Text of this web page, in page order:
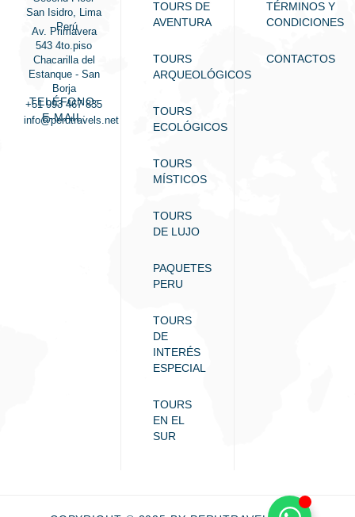
San Isidro, Lima
- Perú
Av. Primavera
543 4to.piso
Chacarilla del
Estanque - San
Borja
TELÉFONO:
+51 993 467 835
E-MAIL:
info@perutravels.net
TOURS DE
AVENTURA
TOURS
ARQUEOLÓGICOS
TOURS
ECOLÓGICOS
TOURS
MÍSTICOS
TOURS
DE LUJO
PAQUETES
PERU
TOURS
DE
INTERÉS
ESPECIAL
TOURS
EN EL
SUR
TÉRMINOS Y
CONDICIONES
CONTACTOS